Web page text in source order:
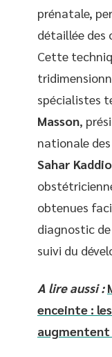
prénatale,
détaillée des
Cette
spécialistes
Masson,
nationale
Sahar
obtenues
diagnostic
suivi du
A lire aussi :
enceinte :